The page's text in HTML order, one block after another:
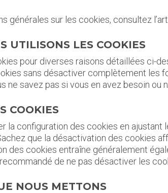
générales sur les cookies, consultez
UTILISONS LES COOKIES
pour diverses raisons détaillées ci-
sans désactiver complètement les
ne savez pas si vous en avez besoin ou
COOKIES
la configuration des cookies en
que la désactivation des cookies
des cookies entraîne généralement
de ne pas désactiver les
NOUS METTONS